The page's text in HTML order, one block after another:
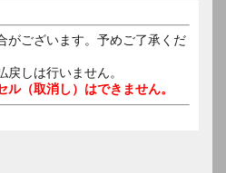
がございます。予めご了承くだ
戻しは行いません。
ル（取消し）はできません。